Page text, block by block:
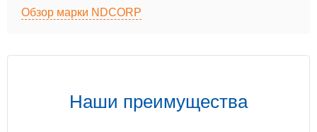
Обзор марки NDCORP
Наши преимущества